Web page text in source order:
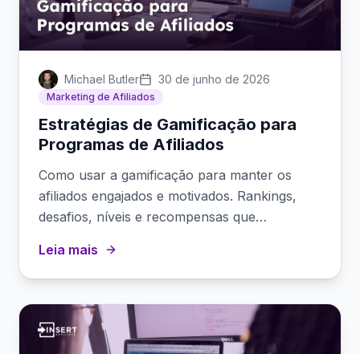
Michael Butler 30 de junho de 2026
Marketing de Afiliados
Estratégias de Gamificação para
Programas de Afiliados
Como usar a gamificação para manter os
afiliados engajados e motivados. Rankings,
desafios, níveis e recompensas que
Leia mais